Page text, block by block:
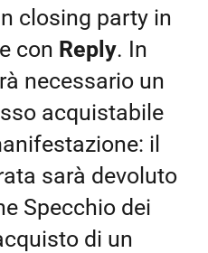
closing party in
con Reply. In
necessario un
acquistabile
il
sarà devoluto
Specchio dei
di un